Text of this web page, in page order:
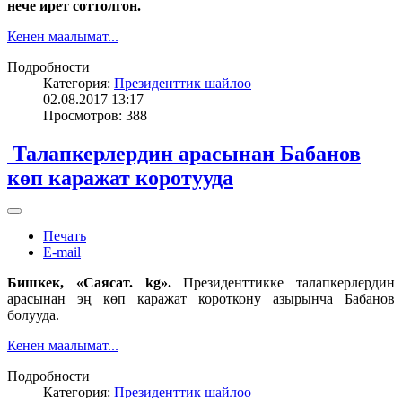
нече ирет соттолгон.
Кенен маалымат...
Подробности
Категория: Президенттик шайлоо
02.08.2017 13:17
Просмотров: 388
Талапкерлердин арасынан Бабанов
көп каражат коротууда
Печать
E-mail
Бишкек, «Саясат. kg».Президенттикке талапкерлердин
арасынан эң көп каражат короткону азырынча Бабанов
болууда.
Кенен маалымат...
Подробности
Категория: Президенттик шайлоо